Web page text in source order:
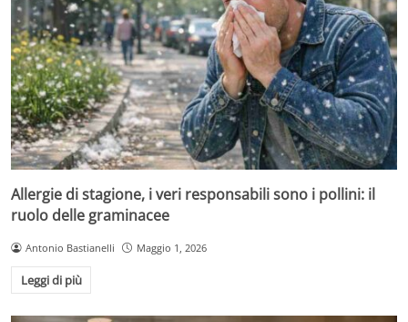
Allergie di stagione, i veri responsabili sono i pollini: il
ruolo delle graminacee
Antonio Bastianelli Maggio 1, 2026
Leggi di più